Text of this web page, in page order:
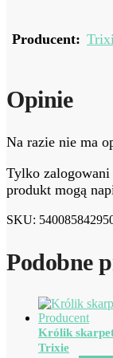
Producent:
Opinie
Na razie nie ma
Tylko
produkt mogą
SKU:
Podobne
Królik
Trixie